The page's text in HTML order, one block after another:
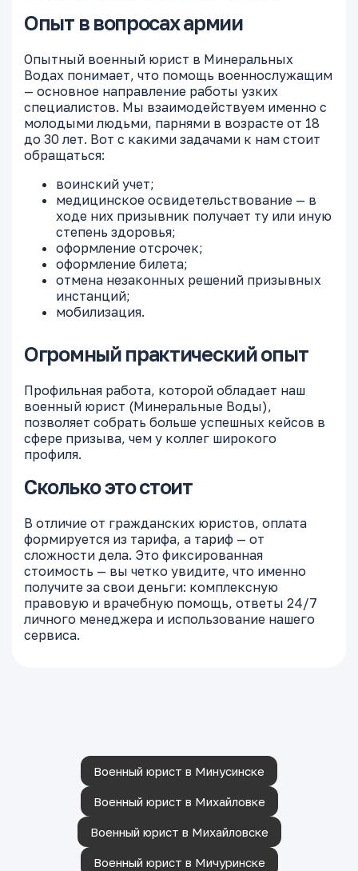
Опыт в вопросах армии
Опытный военный юрист в Минеральных
Водах понимает, что помощь военнослужащим
— основное направление работы узких
специалистов. Мы взаимодействуем именно с
молодыми людьми, парнями в возрасте от 18
до 30 лет. Вот с какими задачами к нам стоит
обращаться:
воинский учет;
медицинское освидетельствование — в
ходе них призывник получает ту или иную
степень здоровья;
оформление отсрочек;
оформление билета;
отмена незаконных решений призывных
инстанций;
мобилизация.
Огромный практический опыт
Профильная работа, которой обладает наш
военный юрист (Минеральные Воды),
позволяет собрать больше успешных кейсов в
сфере призыва, чем у коллег широкого
профиля.
Сколько это стоит
В отличие от гражданских юристов, оплата
формируется из тарифа, а тариф — от
сложности дела. Это фиксированная
стоимость — вы четко увидите, что именно
получите за свои деньги: комплексную
правовую и врачебную помощь, ответы 24/7
личного менеджера и использование нашего
сервиса.
Военный юрист в Минусинске
Военный юрист в Михайловке
Военный юрист в Михайловске
Военный юрист в Мичуринске